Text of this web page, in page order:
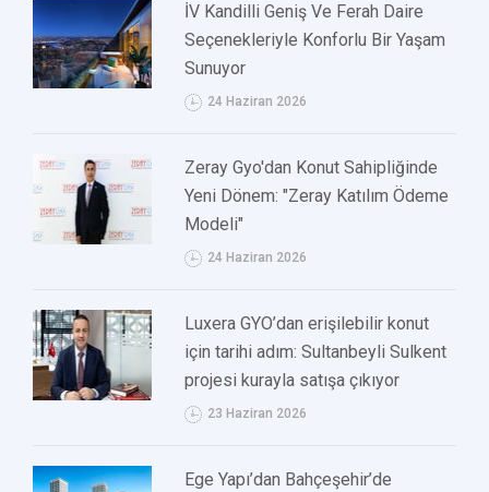
İV Kandilli Geniş Ve Ferah Daire
Seçenekleriyle Konforlu Bir Yaşam
Sunuyor
24 Haziran 2026
Zeray Gyo'dan Konut Sahipliğinde
Yeni Dönem: "Zeray Katılım Ödeme
Modeli"
24 Haziran 2026
Luxera GYO’dan erişilebilir konut
için tarihi adım: Sultanbeyli Sulkent
projesi kurayla satışa çıkıyor
23 Haziran 2026
Ege Yapı’dan Bahçeşehir’de